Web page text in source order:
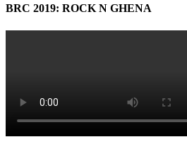
BRC 2019: ROCK N GHENA